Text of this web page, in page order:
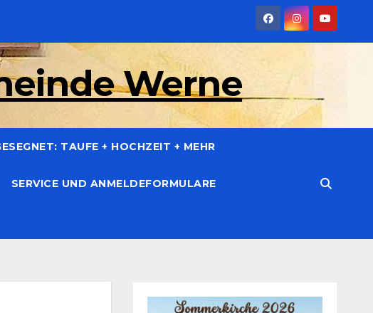
Werne
TAUFE + HOCHZEIT + MEHR
SERVICE UND ANMELDEFORMULARE